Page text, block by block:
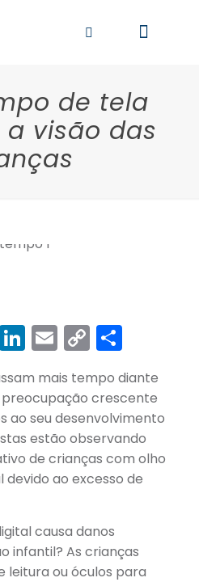
de tela
visão das
LinkedIn
Email
Copy
Link
Share
mais tempo diante
preocupação crescente
ao seu desenvolvimento
estão observando
de crianças com olho
devido ao excesso de
causa danos
infantil? As crianças
leitura ou óculos para